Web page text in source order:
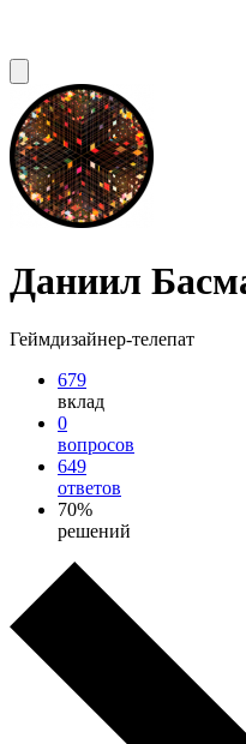
Даниил
Геймдизайнер-телепат
679
вклад
0
вопросов
649
ответов
70%
решений